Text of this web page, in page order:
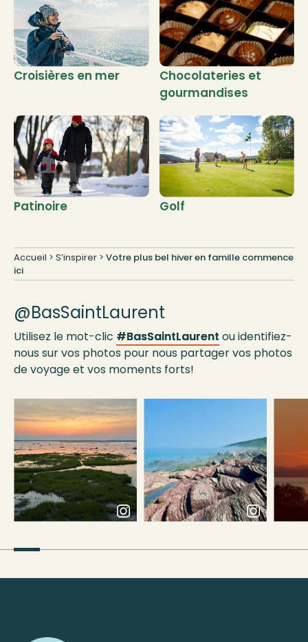
Croisières en mer
Chocolateries et
gourmandises
Patinoire Golf
Accueil > S’inspirer > Votre plus bel hiver en famille commence
ici
@BasSaintLaurent
Utilisez le mot-clic #BasSaintLaurent ou identifiez-
nous sur vos photos pour nous partager vos photos
de voyage et vos moments forts!